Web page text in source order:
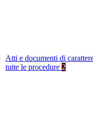
Atti e documenti di
tutte le procedure 2